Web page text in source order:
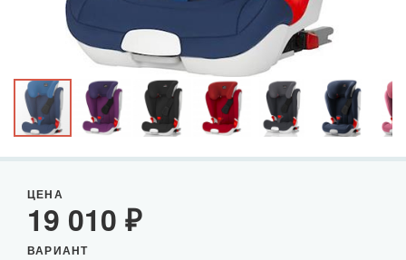
ЦЕНА
19 010 ₽
ВАРИАНТ